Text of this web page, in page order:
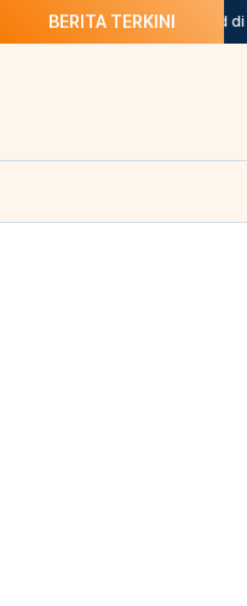
BERITA TERKINI
Pengesahan Tak Valid di